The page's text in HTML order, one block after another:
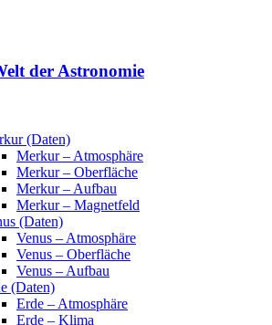
der Astronomie
(Daten)
Merkur – Atmosphäre
Merkur – Oberfläche
Merkur – Aufbau
Merkur – Magnetfeld
(Daten)
Venus – Atmosphäre
Venus – Oberfläche
Venus – Aufbau
(Daten)
Erde – Atmosphäre
Erde – Klima